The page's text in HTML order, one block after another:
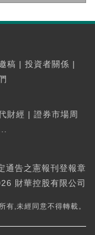
稿 | 投資者關係 |
財經 | 證券市場周
通告之憲報刊登報章
財華控股有限公司
有,未經同意不得轉載。